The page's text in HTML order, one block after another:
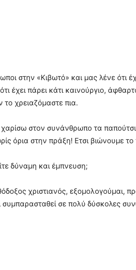
στην «Κιβωτό» και μας λένε ότι
έχει πάρει κάτι καινούργιο,
το χρειαζόμαστε πια.
στον συνάνθρωπο τα
όρια στην πράξη! Ετσι βιώνουμε
δύναμη και έμπνευση;
χριστιανός, εξομολογούμαι,
συμπαρασταθεί σε πολύ δύσκολες